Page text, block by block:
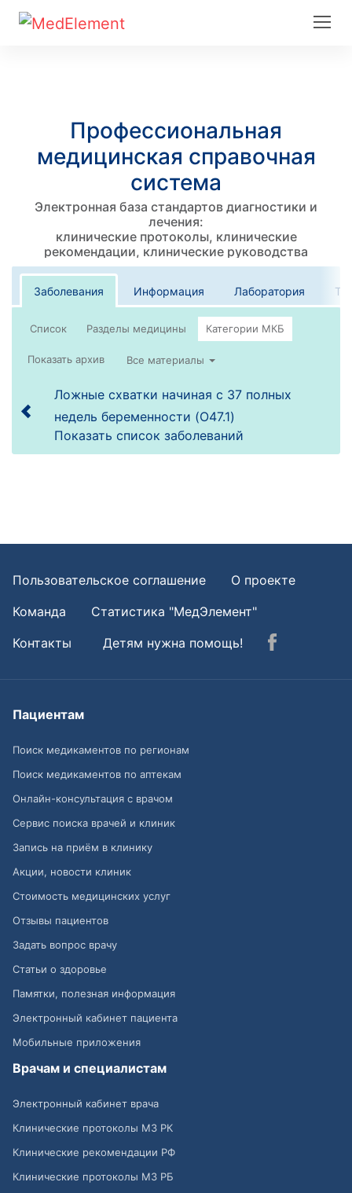
Профессиональная
медицинская справочная
система
Электронная база стандартов диагностики и
лечения:
клинические протоколы, клинические
рекомендации, клинические руководства
Заболевания Информация Лаборатория
Список
Все материалы
Ложные схватки начиная с 37 полных
недель беременности (O47.1)
Показать список заболеваний
Пользовательское соглашение
О проекте
Команда
Статистика "МедЭлемент"
Контакты
Детям нужна помощь!
Пациентам
Поиск медикаментов по регионам
Поиск медикаментов по аптекам
Онлайн-консультация с врачом
Сервис поиска врачей и клиник
Запись на приём в клинику
Акции, новости клиник
Стоимость медицинских услуг
Отзывы пациентов
Задать вопрос врачу
Статьи о здоровье
Памятки, полезная информация
Электронный кабинет пациента
Мобильные приложения
Врачам и специалистам
Электронный кабинет врача
Клинические протоколы МЗ РК
Клинические рекомендации РФ
Клинические протоколы МЗ РБ